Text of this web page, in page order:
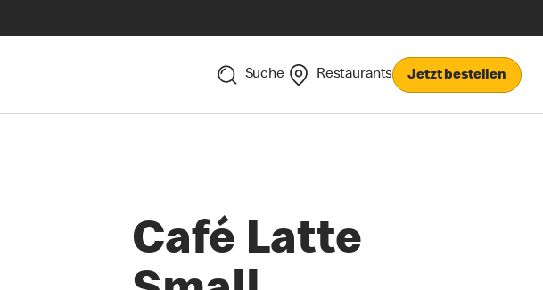
Suche Restaurants Jetzt bestellen
Café Latte